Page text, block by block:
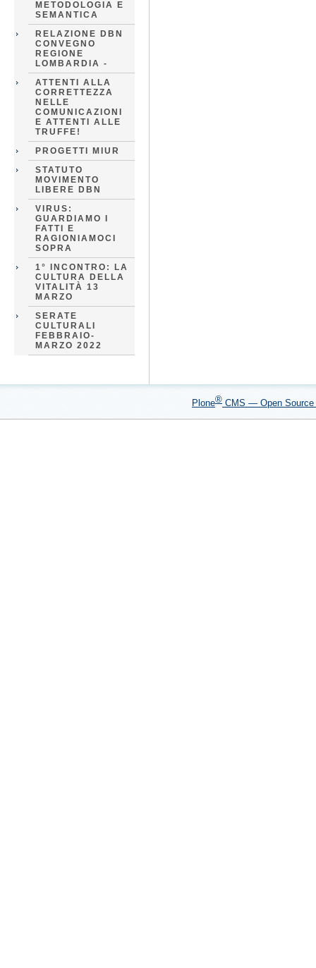
METODOLOGIA E
SEMANTICA
RELAZIONE DBN
CONVEGNO
REGIONE
LOMBARDIA -
ATTENTI ALLA
CORRETTEZZA
NELLE
COMUNICAZIONI
E ATTENTI ALLE
TRUFFE!
PROGETTI MIUR
STATUTO
MOVIMENTO
LIBERE DBN
VIRUS:
GUARDIAMO I
FATTI E
RAGIONIAMOCI
SOPRA
1° INCONTRO: LA
CULTURA DELLA
VITALITÀ 13
MARZO
SERATE
CULTURALI
FEBBRAIO-
MARZO 2022
Plone® CMS — Open Source